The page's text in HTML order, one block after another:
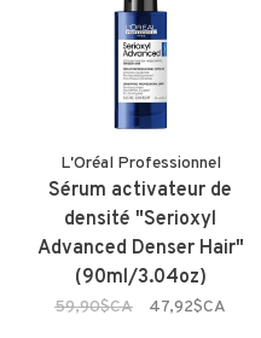
L'Oréal Professionnel
Sérum activateur de
densité "Serioxyl
Advanced Denser Hair"
(90ml/3.04oz)
59,90$CA 47,92$CA